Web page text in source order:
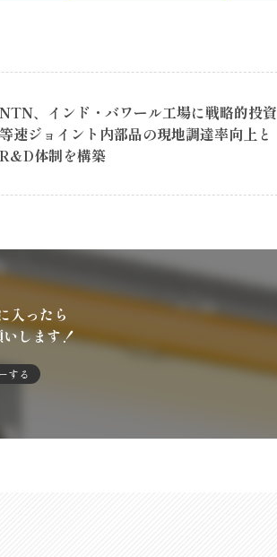
NTN、インド・バワール工場に戦略的投資
等速ジョイント内部品の現地調達率向上と
R&D体制を構築
入ったら
します！
する